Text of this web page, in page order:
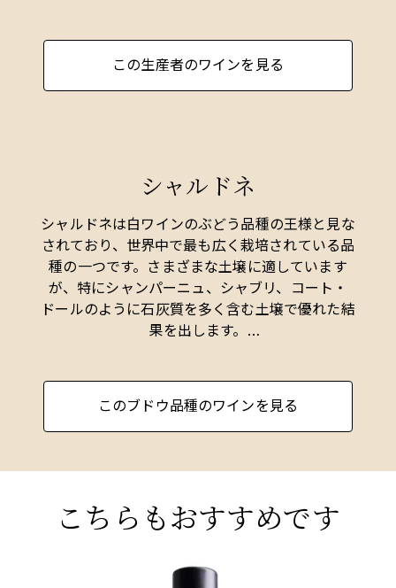
この並外れた才能を持つ醸造家の未来は非常にエ
最小限に抑えています。白ワインの畑としてバン
セイ=デュレスとムルソーの境界線で、そこにレ・
ヴィリュイユがあります。ここでは、ムルソーの
自然な重みが、オーセイ=デュルセスの脇の谷特有
のフレッシュなミネラル感によって引き立てられ
ています。
この生産者のワインを見る
シャルドネ
シャルドネは白ワインのぶどう品種の王様と見な
されており、世界中で最も広く栽培されている品
種の一つです。さまざまな土壌に適しています
が、特にシャンパーニュ、シャブリ、コート・
ドールのように石灰質を多く含む土壌で優れた結
果を出します。
り、最良のホワイト・ブルゴーニュはドライで豊
か、蜂蜜のような風味を持ち、素晴らしいバラン
スと優雅さを備えています。それらは間違いなく
供し、ブラン・ド・ブランでは唯一のぶどう品種
このブドウ品種のワインを見る
こちらもおすすめです